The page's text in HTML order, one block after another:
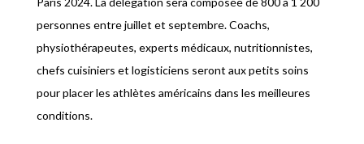
personnes entre juillet et septembre. Coachs,
physiothérapeutes, experts médicaux, nutritionnistes,
chefs cuisiniers et logisticiens seront aux petits soins
pour placer les athlètes américains dans les meilleures
conditions.